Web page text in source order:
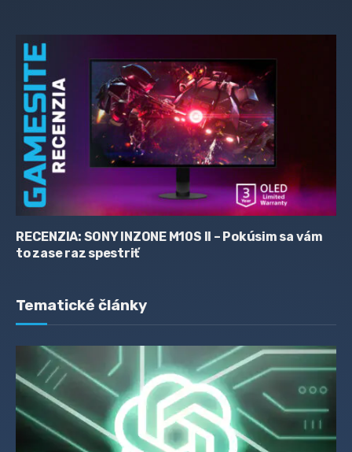
RECENZIA: SONY INZONE M10S II – Pokúsim sa vám
to zase raz spestriť
Tematické články